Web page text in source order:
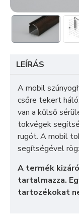
LEÍRÁS
A mobil
csőre tekert
van a kűlső
tokvégek
rugót. A mobil
segítségével
A termék
tartalmazza.
tartozékokat